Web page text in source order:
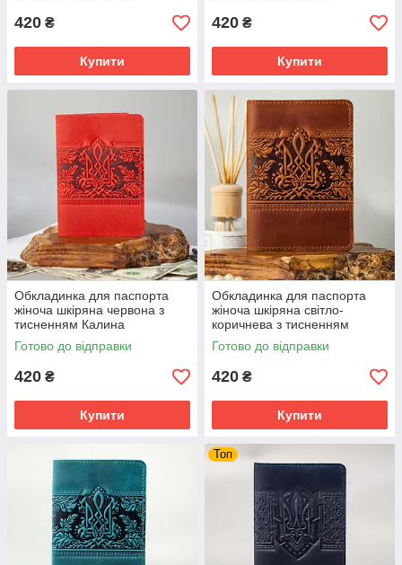
420 ₴
Купити
420 ₴
Купити
Обкладинка для паспорта
жіноча шкіряна червона з
тисненням Калина
Готово до відправки
420 ₴
Купити
Обкладинка для паспорта
жіноча шкіряна світло-
коричнева з тисненням
Калина
Готово до відправки
420 ₴
Купити
Топ